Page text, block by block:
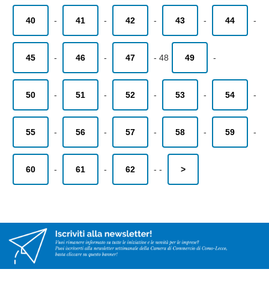
40 - 41 - 42 - 43 - 44 -
45 - 46 - 47 - 48 49 -
50 - 51 - 52 - 53 - 54 -
55 - 56 - 57 - 58 - 59 -
60 - 61 - 62 - - >